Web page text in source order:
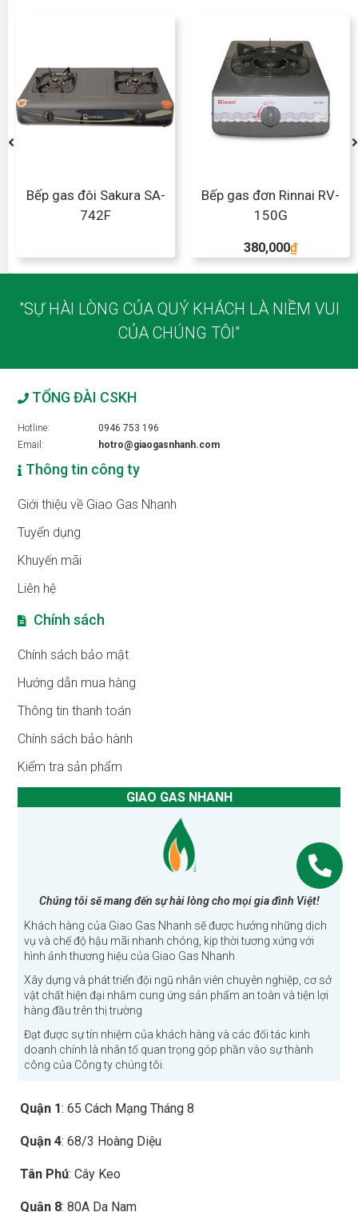
Bếp gas đôi Sakura SA-
742F
Bếp gas đơn Rinnai RV-
150G
380,000₫
"SỰ HÀI LÒNG CỦA QUÝ KHÁCH LÀ NIỀM VUI
CỦA CHÚNG TÔI"
TỔNG ĐÀI CSKH
Hotline:
Email:
0946 753 196
hotro@giaogasnhanh.com
Thông tin công ty
Giới thiệu về Giao Gas Nhanh
Tuyển dụng
Khuyến mãi
Liên hệ
Chính sách
Chính sách bảo mật
Hướng dẫn mua hàng
Thông tin thanh toán
Chính sách bảo hành
Kiểm tra sản phẩm
GIAO GAS NHANH
Chúng tôi sẽ mang đến sự hài lòng cho mọi gia đình Việt!
Khách hàng của Giao Gas Nhanh sẽ được hưởng những dịch
vụ và chế độ hậu mãi nhanh chóng, kịp thời tương xứng với
hình ảnh thương hiệu của Giao Gas Nhanh
Xây dựng và phát triển đội ngũ nhân viên chuyên nghiệp, cơ sở
vật chất hiện đại nhằm cung ứng sản phẩm an toàn và tiện lợi
hàng đầu trên thị trường
Đạt được sự tín nhiệm của khách hàng và các đối tác kinh
doanh chính là nhân tố quan trọng góp phần vào sự thành
công của Công ty chúng tôi.
Quận 1: 65 Cách Mạng Tháng 8
Quận 4: 68/3 Hoàng Diệu
Tân Phú: Cây Keo
Quận 8: 80A Da Nam